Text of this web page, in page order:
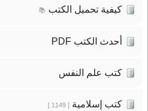
كيفية تحميل الكتب 📚
أحدث الكتب PDF
كتب علم النفس
كتب إسلامية[ 1149 ]